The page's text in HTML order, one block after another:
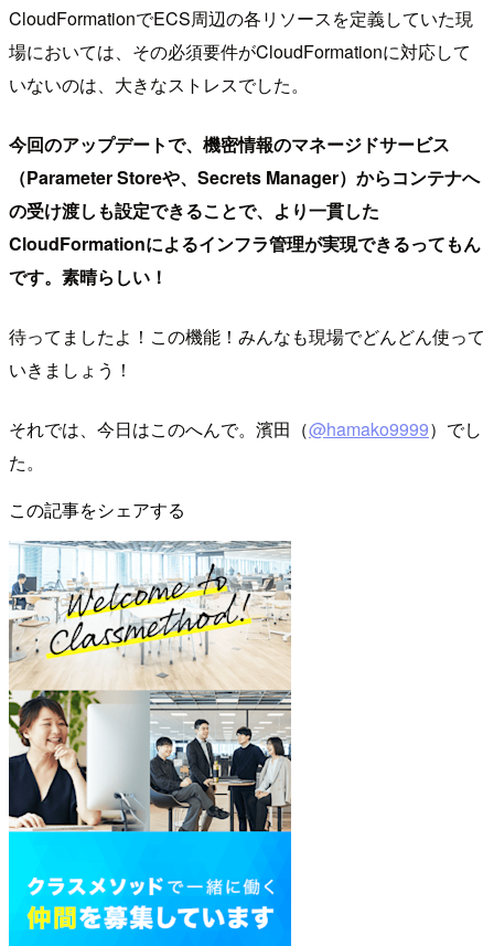
CloudFormationでECS周辺の各リソースを定義していた現
場においては、その必須要件がCloudFormationに対応して
いないのは、大きなストレスでした。
今回のアップデートで、機密情報のマネージドサービス
（Parameter Storeや、Secrets Manager）からコンテナへ
の受け渡しも設定できることで、より一貫した
CloudFormationによるインフラ管理が実現できるってもん
です。素晴らしい！
待ってましたよ！この機能！みんなも現場でどんどん使って
いきましょう！
それでは、今日はこのへんで。濱田（@hamako9999）でし
た。
この記事をシェアする